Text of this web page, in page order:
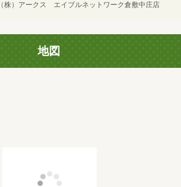
（株）アークス エイブルネットワーク倉敷中庄店
地図